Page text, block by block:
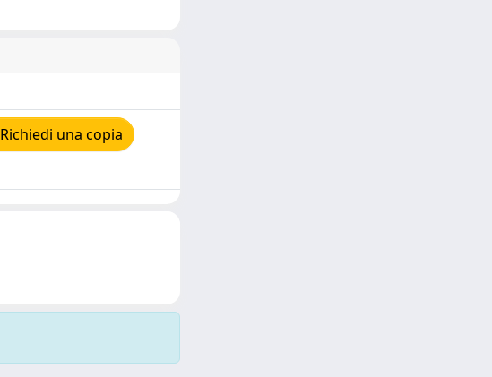
Richiedi una copia